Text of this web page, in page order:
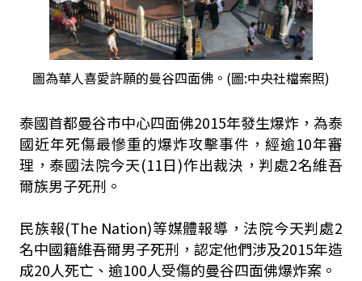
圖為華人喜愛許願的曼谷四面佛。(圖:中央社檔案照)
泰國首都曼谷市中心四面佛2015年發生爆炸，為泰
國近年死傷最慘重的爆炸攻擊事件，經逾10年審
理，泰國法院今天(11日)作出裁決，判處2名維吾
爾族男子死刑。
民族報(The Nation)等媒體報導，法院今天判處2
名中國籍維吾爾男子死刑，認定他們涉及2015年造
成20人死亡、逾100人受傷的曼谷四面佛爆炸案。